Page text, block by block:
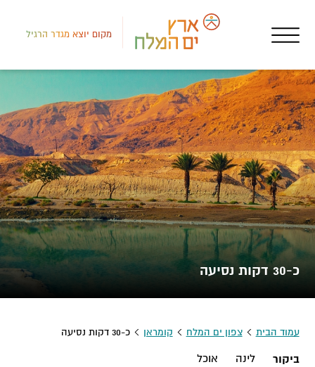
מקום יוצא מגדר הרגיל
כ-30 דקות נסיעה
עמוד הבית צפון ים המלח קומראן כ-30 דקות נסיעה
ביקור לינה אוכל